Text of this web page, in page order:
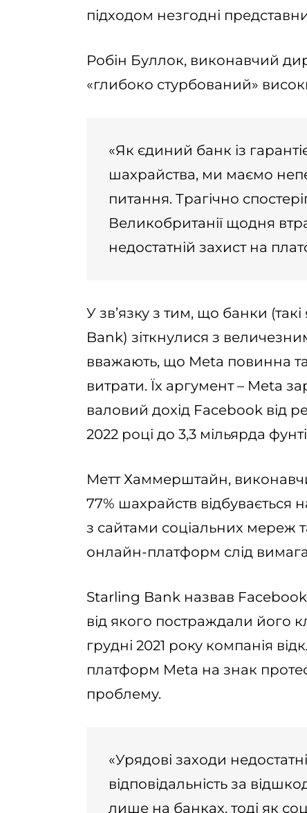
підходом незгодні
Робін Буллок, виконавчий
«глибоко стурбований»
«Як єдиний банк із
шахрайства, ми маємо
питання. Трагічно
Великобританії щодня
недостатній захист на
У зв’язку з тим, що банки
Bank) зіткнулися з
вважають, що Meta повинна
витрати. Їх аргумент – Meta
валовий дохід Facebook від
2022 році до 3,3 мільярда
Метт Хаммерштайн,
77% шахрайств відбувається
з сайтами соціальних мереж
онлайн-платформ слід
Starling Bank назвав
від якого постраждали його
грудні 2021 року компанія
платформ Meta на знак
проблему.
«Урядові заходи
відповідальність за
лише на банках, тоді як